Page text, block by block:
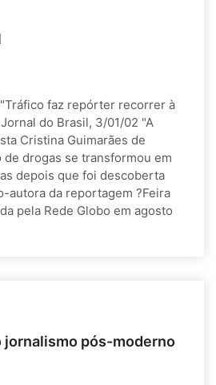
"Tráfico faz repórter recorrer à
do Brasil, 3/01/02 "A
Cristina Guimarães de
drogas se transformou em
depois que foi descoberta
autora da reportagem ?Feira
pela Rede Globo em agosto
jornalismo pós-moderno